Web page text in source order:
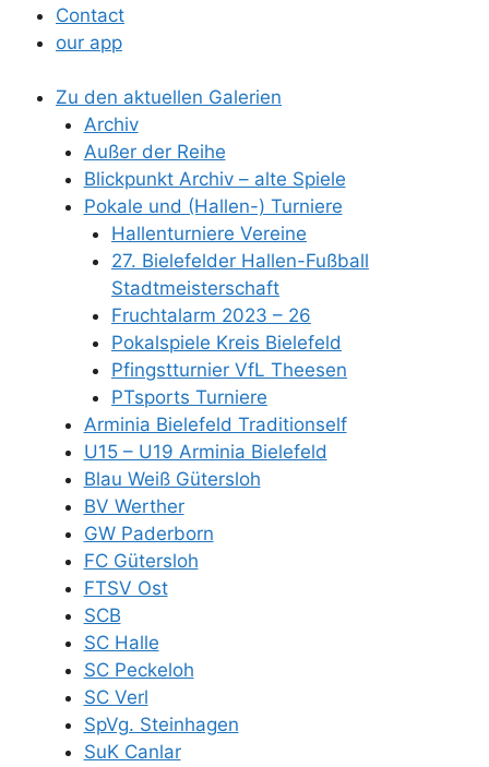
Contact
our app
Zu den aktuellen Galerien
Archiv
Außer der Reihe
Blickpunkt Archiv – alte Spiele
Pokale und (Hallen-) Turniere
Hallenturniere Vereine
27. Bielefelder Hallen-Fußball
Stadtmeisterschaft
Fruchtalarm 2023 – 26
Pokalspiele Kreis Bielefeld
Pfingstturnier VfL Theesen
PTsports Turniere
Arminia Bielefeld Traditionself
U15 – U19 Arminia Bielefeld
Blau Weiß Gütersloh
BV Werther
GW Paderborn
FC Gütersloh
FTSV Ost
SCB
SC Halle
SC Peckeloh
SC Verl
SpVg. Steinhagen
SuK Canlar